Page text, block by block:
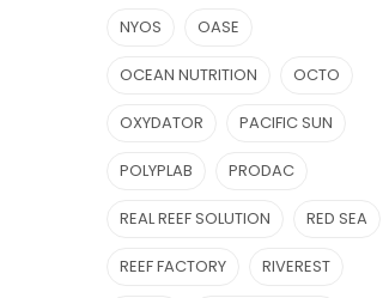
NYOS OASE
OCEAN NUTRITION OCTO
OXYDATOR PACIFIC SUN
POLYPLAB PRODAC
REAL REEF SOLUTION RED SEA
REEF FACTORY RIVEREST